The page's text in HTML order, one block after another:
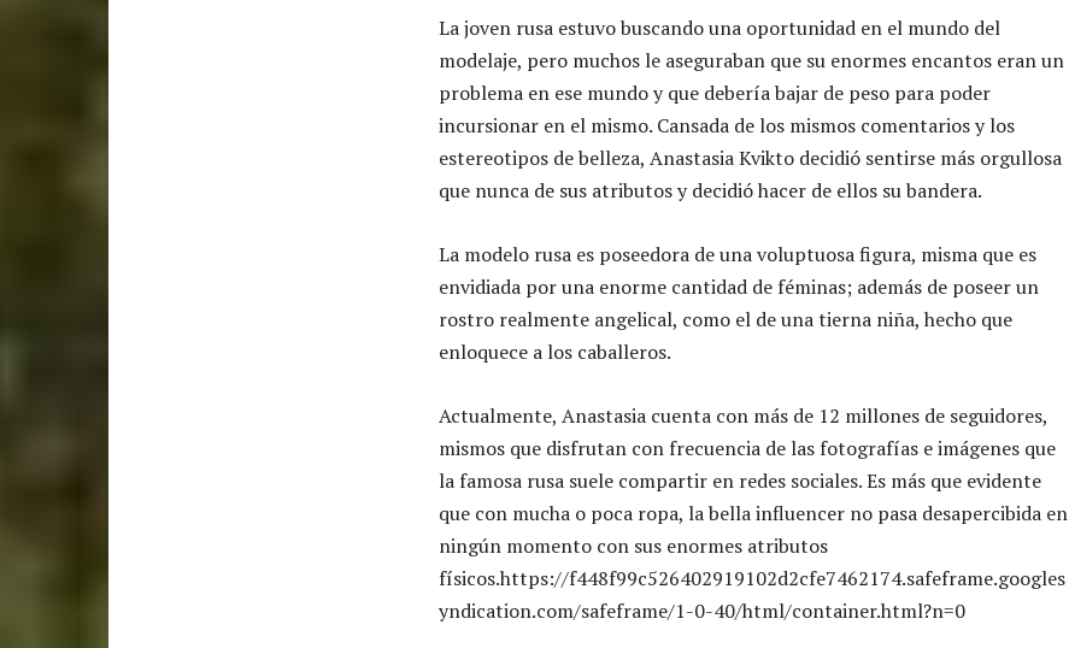
La joven rusa estuvo buscando una oportunidad en el mundo del
modelaje, pero muchos le aseguraban que su enormes encantos eran un
problema en ese mundo y que debería bajar de peso para poder
incursionar en el mismo. Cansada de los mismos comentarios y los
estereotipos de belleza, Anastasia Kvikto decidió sentirse más orgullosa
que nunca de sus atributos y decidió hacer de ellos su bandera.
La modelo rusa es poseedora de una voluptuosa figura, misma que es
envidiada por una enorme cantidad de féminas; además de poseer un
rostro realmente angelical, como el de una tierna niña, hecho que
enloquece a los caballeros.
Actualmente, Anastasia cuenta con más de 12 millones de seguidores,
mismos que disfrutan con frecuencia de las fotografías e imágenes que
la famosa rusa suele compartir en redes sociales. Es más que evidente
que con mucha o poca ropa, la bella influencer no pasa desapercibida en
ningún momento con sus enormes atributos
físicos.https://f448f99c526402919102d2cfe7462174.safeframe.googles
yndication.com/safeframe/1-0-40/html/container.html?n=0